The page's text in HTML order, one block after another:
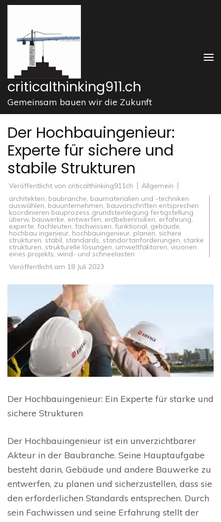
Zum
springen
drücken)
criticalthinking911.ch
Gemeinsam bauen wir die Zukunft
Der Hochbauingenieur:
Experte für sichere und
stabile Strukturen
Veröffentlicht von criticalthinking911ch
Allgemein
architekten, baubranche, baumaterialien und -techniken
auswählen, bauunternehmen, bauvorschriften entsprechen
koordinieren bauprozess grundsteinlegung fertigstellung
überw, bauwerke, entwerfen, erdbebenrisiken, erfahrung,
experte, fachleuten, fachwissen, funktional, gebäude,
hochbau ingenieur, hochbauingenieur, planen, sichere
strukturen, stabil, standards, standortanforderungen, starke
strukturen, strukturelle lösungen, umweltfaktoren,visionen
eines projekts, wind- und schneelasten
Veröffentlicht am 18 Juli 2023
Der Hochbauingenieur: Ein Experte für starke und
sichere Strukturen
Der Hochbauingenieur ist ein unverzichtbarer
Akteur in der Baubranche. Seine Hauptaufgabe
besteht darin, Gebäude und andere Bauwerke zu
entwerfen, zu planen und sicherzustellen, dass sie
den erforderlichen Standards entsprechen. Durch
sein Fachwissen und seine Erfahrung stellt der